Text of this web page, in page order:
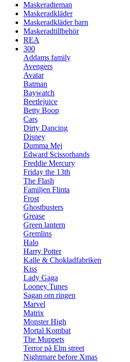
Maskeradteman
Maskeradkläder
Maskeradkläder barn
Maskeradtillbehör
REA
300
Addams family
Avengers
Avatar
Batman
Baywatch
Beetlejuice
Betty Boop
Cars
Dirty Dancing
Disney
Dumma Mej
Edward Scissorhands
Freddie Mercury
Friday the 13th
The Flash
Familjen Flinta
Frost
Ghostbusters
Grease
Green lantern
Gremlins
Halo
Harry Potter
Kalle & Chokladfabriken
Kiss
Lady Gaga
Looney Tunes
Sagan om ringen
Marvel
Matrix
Monster High
Mortal Kombat
The Muppets
Terror på Elm street
Nightmare before Xmas